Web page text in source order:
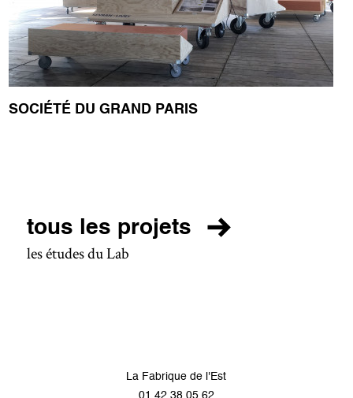
SOCIÉTÉ DU GRAND PARIS
tous les projets
les études du Lab
La Fabrique de l'Est